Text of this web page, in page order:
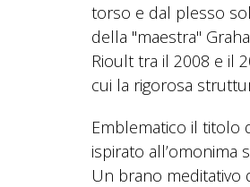
torso e dal plesso
della "maestra"
Rioult tra il 2008 e il
cui la rigorosa
Emblematico il titolo
ispirato all’omonima
Un brano meditativo